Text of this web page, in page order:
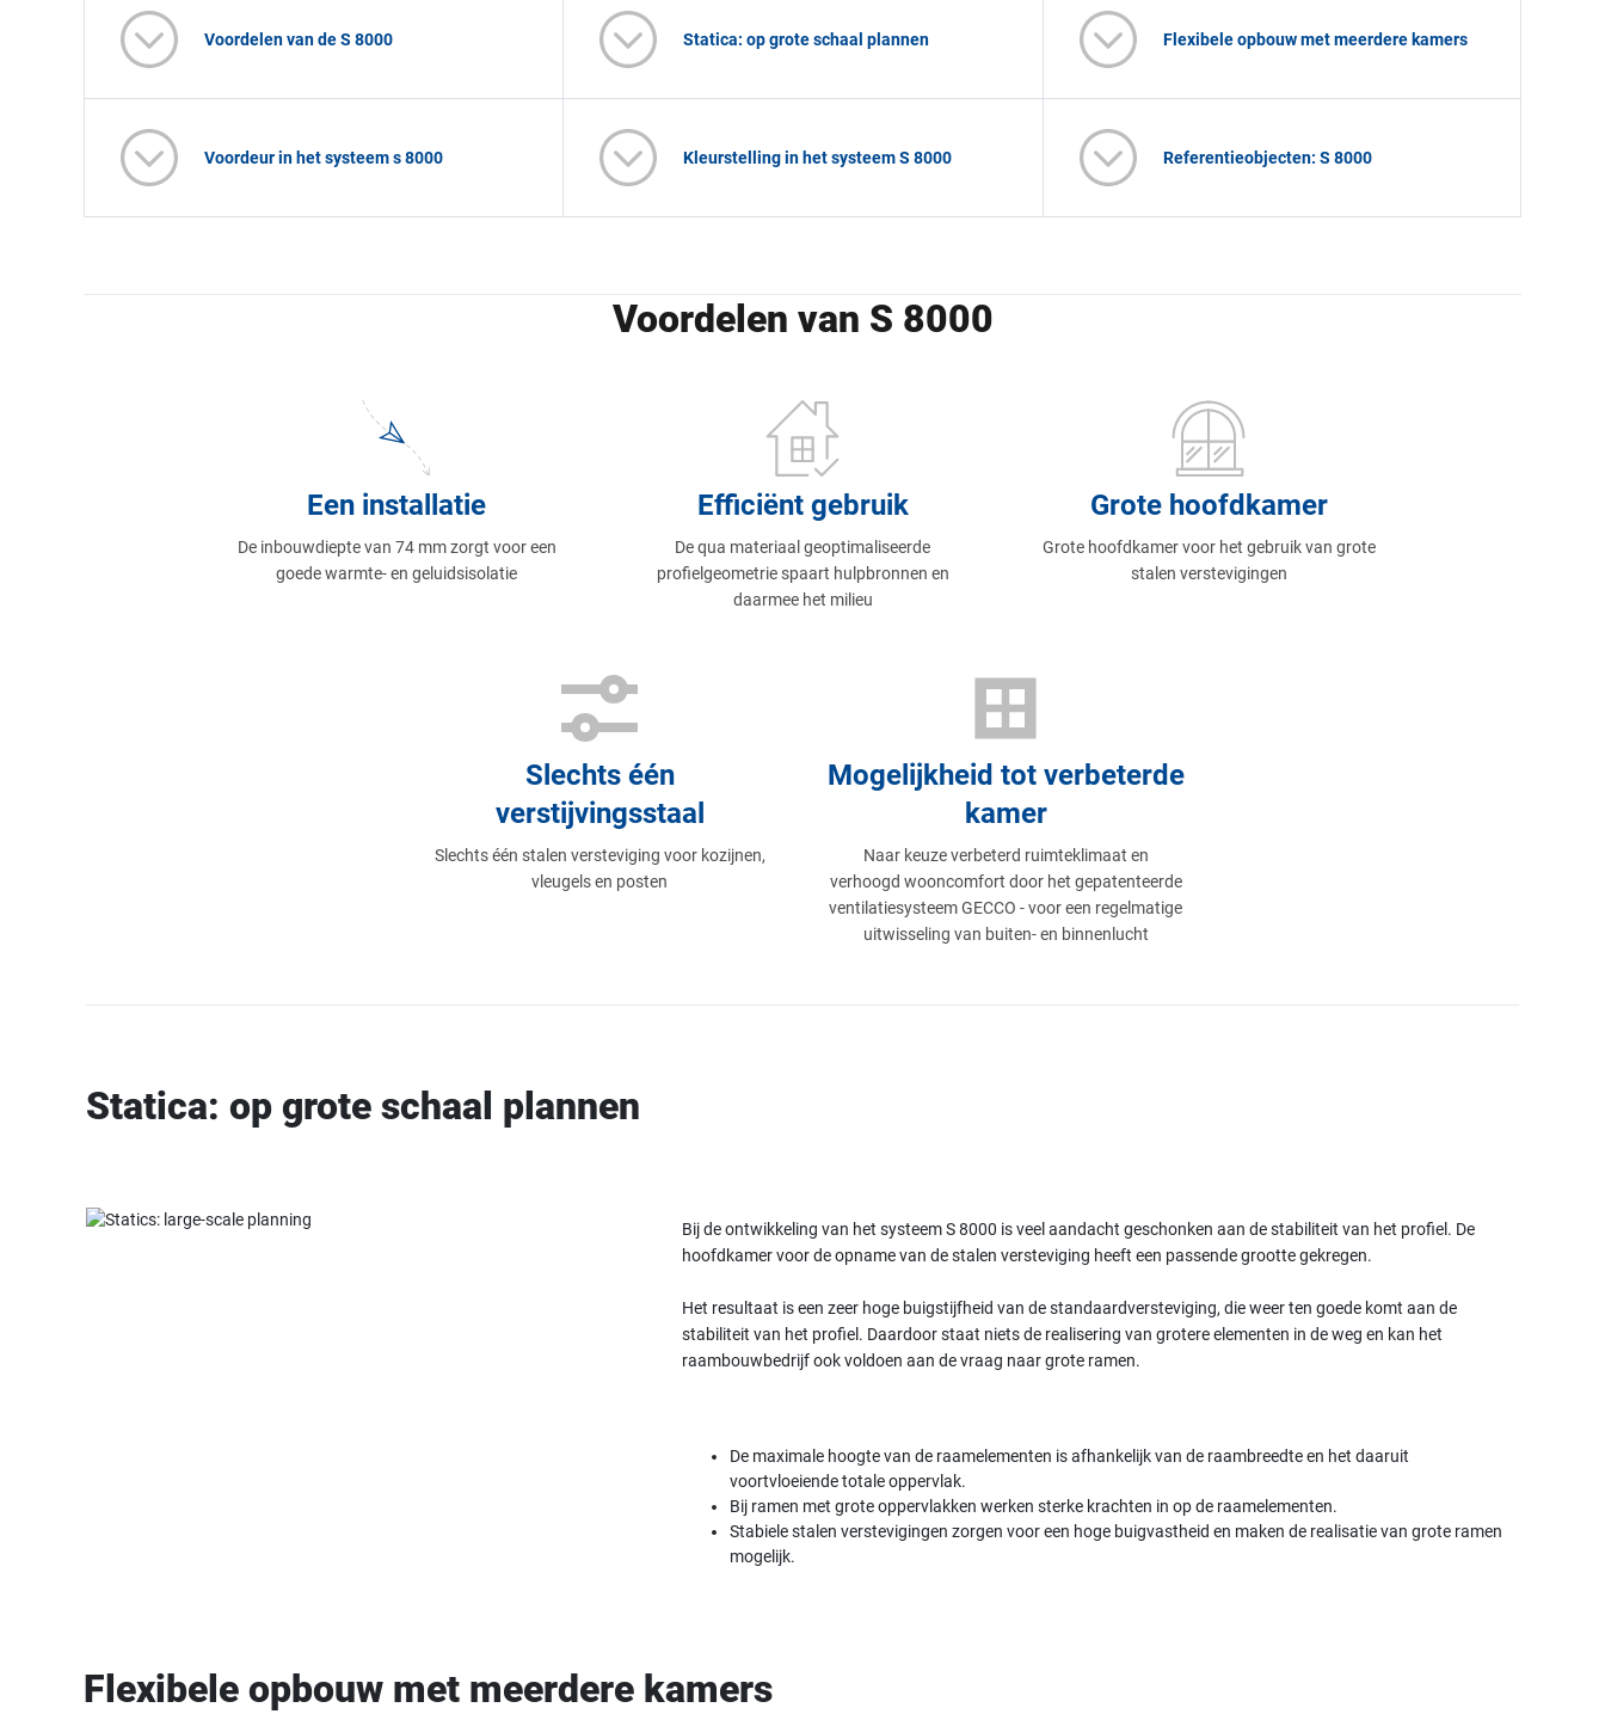
Voordelen van de S 8000 Statica: op grote schaal plannen Flexibele opbouw met meerdere kamers
Voordeur in het systeem s 8000 Kleurstelling in het systeem S 8000 Referentieobjecten: S 8000
Voordelen van S 8000
Een installatie
De inbouwdiepte van 74 mm zorgt voor een
goede warmte- en geluidsisolatie
Efficiënt gebruik
De qua materiaal geoptimaliseerde
profielgeometrie spaart hulpbronnen en
daarmee het milieu
Grote hoofdkamer
Grote hoofdkamer voor het gebruik van grote
stalen verstevigingen
Slechts één
verstijvingsstaal
Slechts één stalen versteviging voor kozijnen,
vleugels en posten
Mogelijkheid tot verbeterde
kamer
Naar keuze verbeterd ruimteklimaat en
verhoogd wooncomfort door het gepatenteerde
ventilatiesysteem GECCO - voor een regelmatige
uitwisseling van buiten- en binnenlucht
Statica: op grote schaal plannen
Bij de ontwikkeling van het systeem S 8000 is veel aandacht geschonken aan de stabiliteit van het profiel. De
hoofdkamer voor de opname van de stalen versteviging heeft een passende grootte gekregen.
Het resultaat is een zeer hoge buigstijfheid van de standaardversteviging, die weer ten goede komt aan de
stabiliteit van het profiel. Daardoor staat niets de realisering van grotere elementen in de weg en kan het
raambouwbedrijf ook voldoen aan de vraag naar grote ramen.
De maximale hoogte van de raamelementen is afhankelijk van de raambreedte en het daaruit
voortvloeiende totale oppervlak.
Bij ramen met grote oppervlakken werken sterke krachten in op de raamelementen.
Stabiele stalen verstevigingen zorgen voor een hoge buigvastheid en maken de realisatie van grote ramen
mogelijk.
Flexibele opbouw met meerdere kamers